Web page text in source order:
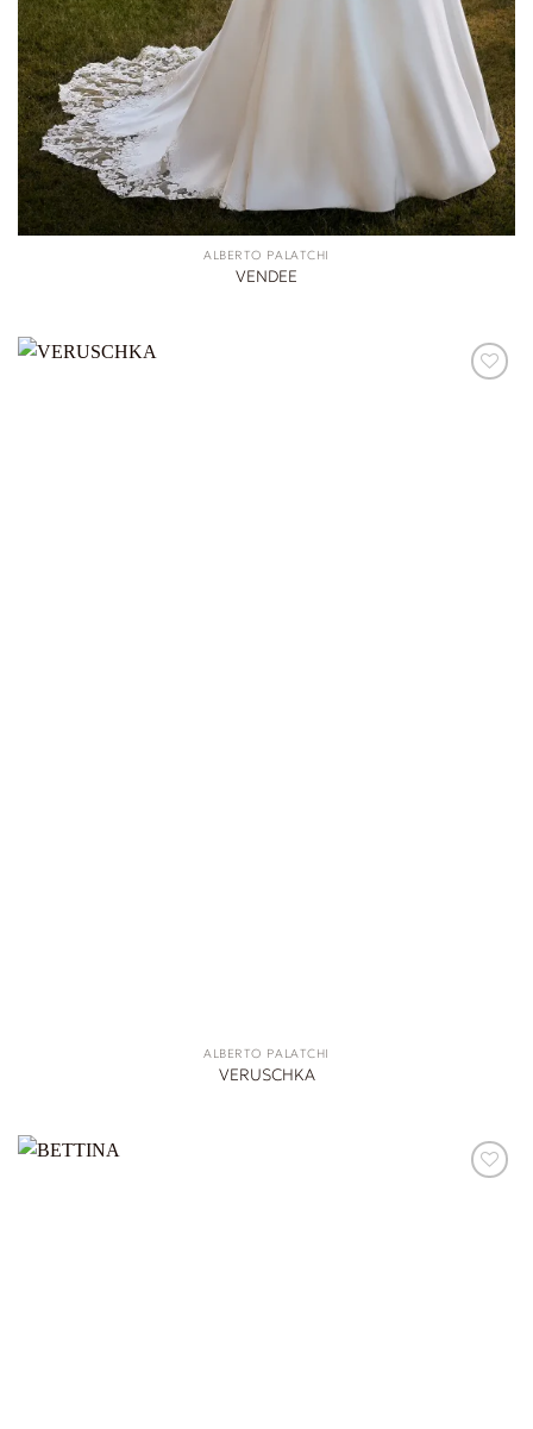
ALBERTO PALATCHI
VENDEE
ALBERTO PALATCHI
VERUSCHKA